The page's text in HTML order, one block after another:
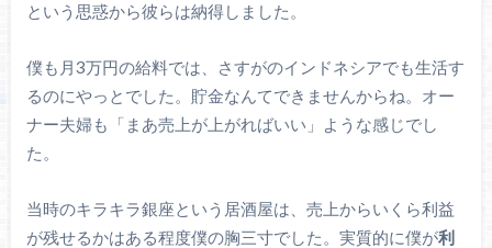
という思惑から彼らは納得しました。
僕も月3万円の給料では、さすがのインドネシアでも生活す
るのにやっとでした。貯金なんてできませんからね。オー
ナー夫婦も「まあ売上が上がればいい」ような感じでし
た。
当時のキラキラ銀座という居酒屋は、売上からいくら利益
が残せるかはある程度僕の胸三寸でした。実質的に僕が利